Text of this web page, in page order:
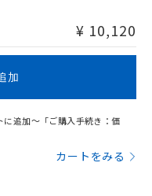
¥ 10,120
加
追加～「ご購入手続き：価
カートをみる